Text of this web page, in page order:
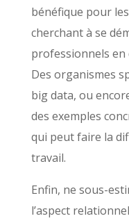
bénéfique pour
cherchant à se
professionnels
Des organismes
big data, ou
des exemples
qui peut faire la
travail.
Enfin, ne sous-
l’aspect